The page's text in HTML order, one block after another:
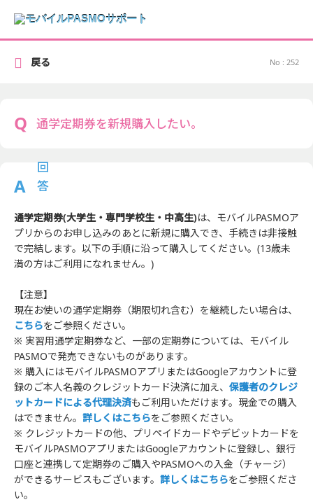
No : 252
通学定期券を新規購入したい。
通学定期券(大学生・専門学校生・中高生)は、モバイルPASMOア
プリからのお申し込みのあとに新規に購入でき、手続きは非接触
で完結します。以下の手順に沿って購入してください。(13歳未
満の方はご利用になれません。)
【注意】
現在お使いの通学定期券（期限切れ含む）を継続したい場合は、
こちらをご参照ください。
※ 実習用通学定期券など、一部の定期券については、モバイル
PASMOで発売できないものがあります。
※ 購入にはモバイルPASMOアプリまたはGoogleアカウントに登
録のご本人名義のクレジットカード決済に加え、 保護者のクレジ
ットカードによる代理決済もご利用いただけます。現金での購入
はできません。 詳しくはこちらをご参照ください。
※ クレジットカードの他、プリペイドカードやデビットカードを
モバイルPASMOアプリまたはGoogleアカウントに登録し、銀行
口座と連携して定期券のご購入やPASMOへの入金（チャージ）
ができるサービスもございます。 詳しくはこちらをご参照くださ
い。
戻る